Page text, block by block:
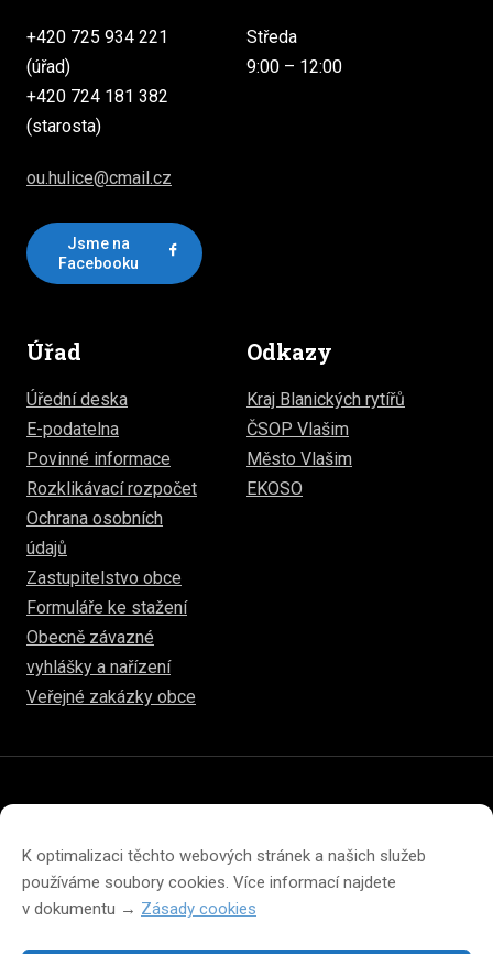
K optimalizaci těchto webových stránek a našich služeb
používáme soubory cookies. Více informací najdete
v dokumentu → Zásady cookies
+420 725 934 221
(úřad)
+420 724 181 382
(starosta)
ou.hulice@cmail.cz
Jsme na
Facebooku
Středa
9:00 – 12:00
Úřad
Úřední deska
E-podatelna
Povinné informace
Rozklikávací rozpočet
Ochrana osobních
údajů
Zastupitelstvo obce
Formuláře ke stažení
Obecně závazné
vyhlášky a nařízení
Veřejné zakázky obce
Odkazy
Kraj Blanických rytířů
ČSOP Vlašim
Město Vlašim
EKOSO
Prohlášení o přístupnosti
Prohlášení o ochraně soukromí
Zásady cookies (EU)